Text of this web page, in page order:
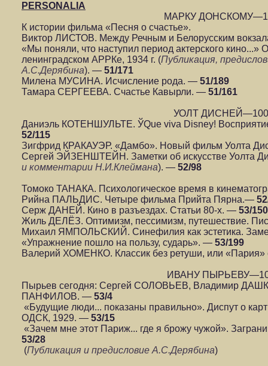
PERSONALIA
МАРКУ
К истории фильма «Песня о счастье».
Виктор ЛИСТОВ. Между Речным и Белорусским
«Мы поняли, что наступил период актерского кино...»
ленинградском АРРКе, 1934 г. (Публикация,
А.С.Дерябина). — 51/171
Милена МУСИНА. Исчисление рода. — 51/189
Тамара СЕРГЕЕВА. Счастье Кавырли. — 51/161
УОЛТ ДИСНЕЙ—100
Даниэль КОТЕНШУЛЬТЕ. ЎQue viva Disney!
52/115
Зигфрид КРАКАУЭР. «Дамбо». Новый фильм Уолта
Сергей ЭЙЗЕНШТЕЙН. Заметки об искусстве Уолта
и комментарии Н.И.Клеймана). — 52/98
Томоко ТАНАКА. Психологическое время в
Рийна ПАЛЬДИС. Четыре фильма Прийта Пярна.—
Серж ДАНЕЙ. Кино в разъездах. Статьи 80-х. — 53/150
Жиль ДЕЛЁЗ. Оптимизм, пессимизм, путешествие.
Михаил ЯМПОЛЬСКИЙ. Синефилия как эстетика.
«Упражнение пошло на пользу, сударь». — 53/199
Валерий ХОМЕНКО. Классик без ретуши, или
ИВАНУ
Пырьев сегодня: Сергей СОЛОВЬЕВ, Владимир
ПАНФИЛОВ. — 53/4
«Будущие люди... показаны правильно». Диспут о
ОДСК, 1929. — 53/15
«Зачем мне этот Париж... где я брожу чужой».
53/28
(Публикация и предисловие А.С.Дерябина)